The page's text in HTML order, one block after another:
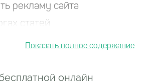
рекламу сайта
статей
блогов и дневников
онлайн